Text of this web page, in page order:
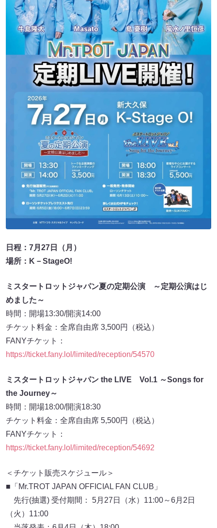
日程：7月27日（月）
場所：K－StageO!
ミスタートロットジャパン夏の定期公演 ～定期公演はじ
めました～
時間：開場13:30/開演14:00
チケット料金：全席自由席 3,500円（税込）
FANYチケット：
https://ticket.fany.lol/limited/reception/54570
ミスタートロットジャパン the LIVE Vol.1 ～Songs for
the Journey～
時間：開場18:00/開演18:30
チケット料金：全席自由席 5,500円（税込）
FANYチケット：
https://ticket.fany.lol/limited/reception/54692
＜チケット販売スケジュール＞
■「Mr.TROT JAPAN OFFICIAL FAN CLUB」
先行(抽選) 受付期間： 5月27日（水）11:00～6月2日
（火）11:00